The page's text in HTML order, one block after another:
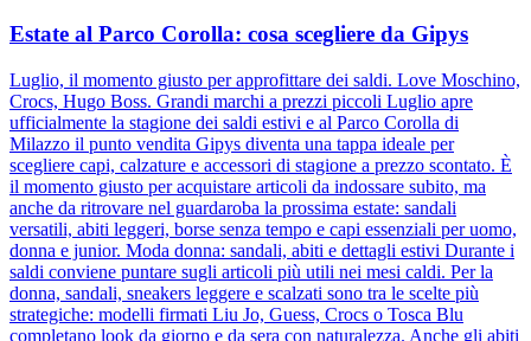
Estate al Parco Corolla: cosa scegliere da Gipys
Luglio, il momento giusto per approfittare dei saldi. Love Moschino,
Crocs, Hugo Boss. Grandi marchi a prezzi piccoli Luglio apre
ufficialmente la stagione dei saldi estivi e al Parco Corolla di
Milazzo il punto vendita Gipys diventa una tappa ideale per
scegliere capi, calzature e accessori di stagione a prezzo scontato. È
il momento giusto per acquistare articoli da indossare subito, ma
anche da ritrovare nel guardaroba la prossima estate: sandali
versatili, abiti leggeri, borse senza tempo e capi essenziali per uomo,
donna e junior. Moda donna: sandali, abiti e dettagli estivi Durante i
saldi conviene puntare sugli articoli più utili nei mesi caldi. Per la
donna, sandali, sneakers leggere e scalzati sono tra le scelte più
strategiche: modelli firmati Liu Jo, Guess, Crocs o Tosca Blu
completano look da giorno e da sera con naturalezza. Anche gli abiti